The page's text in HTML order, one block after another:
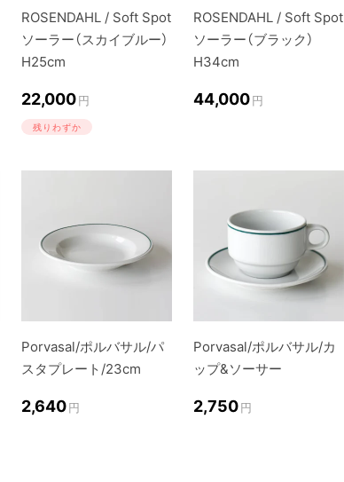
ROSENDAHL / Soft Spot
ソーラー（スカイブルー）
H25cm
22,000円
残りわずか
ROSENDAHL / Soft Spot
ソーラー（ブラック）
H34cm
44,000円
Porvasal/ポルバサル/パ
スタプレート/23cm
2,640円
Porvasal/ポルバサル/カ
ップ&ソーサー
2,750円